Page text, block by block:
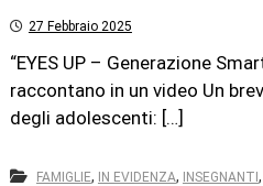
27 Febbraio 2025
“EYES UP – Generazione
raccontano in un video Un
degli adolescenti: […]
FAMIGLIE, IN EVIDENZA, INSEGNANTI,